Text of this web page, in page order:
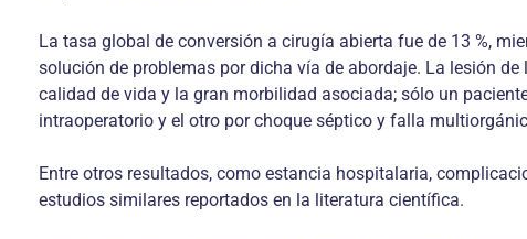
La tasa global de conversión a cirugía abierta fue de 13 %,
solución de problemas por dicha vía de abordaje. La lesión
calidad de vida y la gran morbilidad asociada; sólo un
intraoperatorio y el otro por choque séptico y falla
Entre otros resultados, como estancia hos­pitalaria,
estudios similares reportados en la literatura científica.